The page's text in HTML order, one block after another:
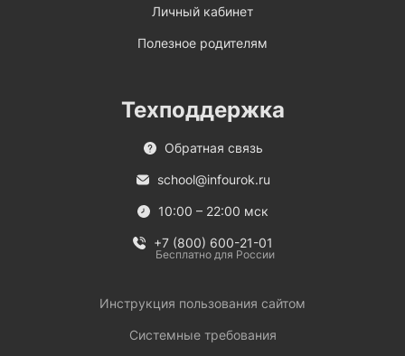
Личный кабинет
Полезное родителям
Техподдержка
Обратная связь
school@infourok.ru
10:00 – 22:00 мск
+7 (800) 600-21-01
Бесплатно для России
Инструкция пользования сайтом
Системные требования